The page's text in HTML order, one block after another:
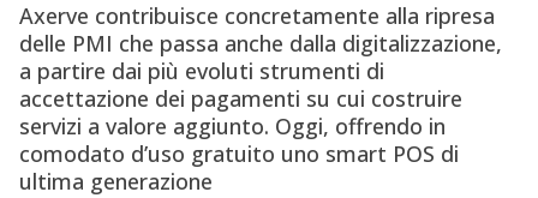
Axerve contribuisce concretamente alla ripresa
delle PMI che passa anche dalla digitalizzazione,
a partire dai più evoluti strumenti di
accettazione dei pagamenti su cui costruire
servizi a valore aggiunto. Oggi, offrendo in
comodato d’uso gratuito uno smart POS di
ultima generazione